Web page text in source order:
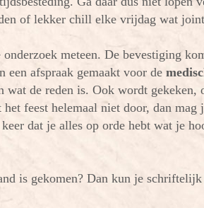
of lekker chill elke vrijdag wat
meteen. De bevestiging
een afspraak gemaakt voor de
de reden is. Ook wordt gekeken,
feest helemaal niet door, dan mag
dat je alles op orde hebt wat je
is gekomen? Dan kun je schriftelijk